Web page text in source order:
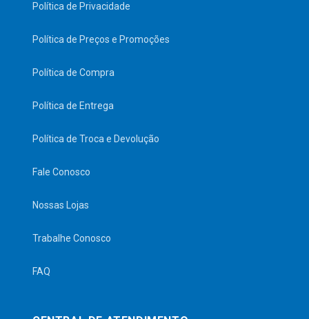
Política de Privacidade
Política de Preços e Promoções
Política de Compra
Política de Entrega
Política de Troca e Devolução
Fale Conosco
Nossas Lojas
Trabalhe Conosco
FAQ